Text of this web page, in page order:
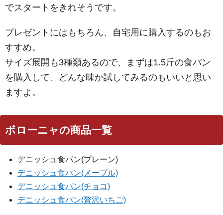
でスタートをきれそうです。
プレゼントにはもちろん、自宅用に購入するのもお
すすめ。
サイズ展開も3種類あるので、まずは1.5斤の食パン
を購入して、どんな味か試してみるのもいいと思い
ますよ。
ボローニャの商品一覧
デニッシュ食パン(プレーン)
デニッシュ食パン(メープル)
デニッシュ食パン(チョコ)
デニッシュ食パン(贅沢いちご)